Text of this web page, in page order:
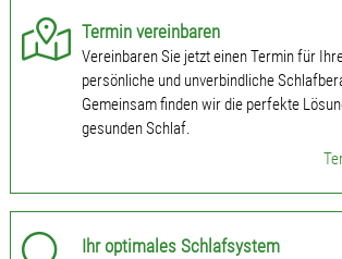
Termin vereinbaren
Vereinbaren Sie jetzt einen Termin für
persönliche und unverbindliche
Gemeinsam finden wir die perfekte
gesunden Schlaf.
Ihr optimales Schlafsystem